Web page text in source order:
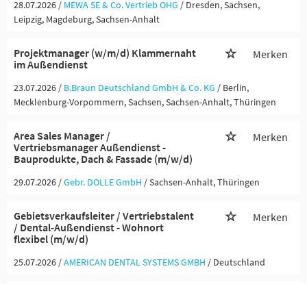
28.07.2026 / MEWA SE & Co. Vertrieb OHG / Dresden, Sachsen,
Leipzig, Magdeburg, Sachsen-Anhalt
Projektmanager (w/m/d) Klammernaht
im Außendienst
Merken
23.07.2026 / B.Braun Deutschland GmbH & Co. KG / Berlin,
Mecklenburg-Vorpommern, Sachsen, Sachsen-Anhalt, Thüringen
Area Sales Manager /
Vertriebsmanager Außendienst -
Bauprodukte, Dach & Fassade (m/w/d)
Merken
29.07.2026 /Gebr. DOLLE GmbH / Sachsen-Anhalt, Thüringen
Gebietsverkaufsleiter / Vertriebstalent
/ Dental-Außendienst - Wohnort
flexibel (m/w/d)
Merken
25.07.2026 /AMERICAN DENTAL SYSTEMS GMBH / Deutschland